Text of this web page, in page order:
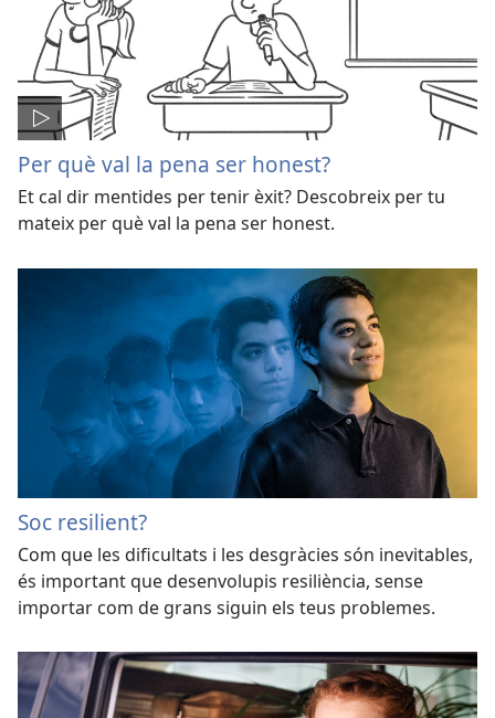
Per què val la pena ser honest?
Et cal dir mentides per tenir èxit? Descobreix per tu
mateix per què val la pena ser honest.
Soc resilient?
Com que les dificultats i les desgràcies són inevitables,
és important que desenvolupis resiliència, sense
importar com de grans siguin els teus problemes.